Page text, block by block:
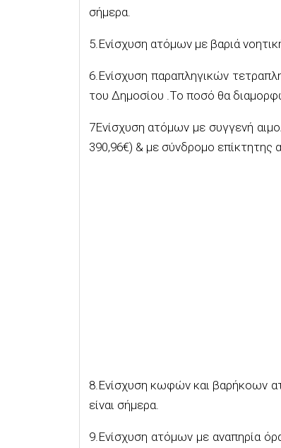
σήμερα.
5.Ενίσχυση ατόμων με βαριά
6.Ενίσχυση παραπληγικών
του Δημοσίου .Το ποσό θα
7Ενίσχυση ατόμων με συγγενή
390,96€) & με σύνδρομο επίκτητης
8.Ενίσχυση κωφών και βαρήκοων
είναι σήμερα.
9.Ενίσχυση ατόμων με αναπηρία